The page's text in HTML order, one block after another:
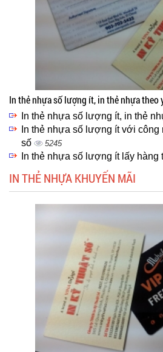
In thẻ nhựa số lượng ít, in thẻ nhựa theo
In thẻ nhựa số lượng ít, in thẻ
In thẻ nhựa số lượng ít với công
số
5245
In thẻ nhựa số lượng ít lấy hàng
IN THẺ NHỰA KHUYẾN MÃI